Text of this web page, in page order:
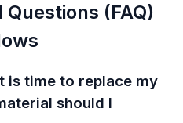
(FAQ)
is time to replace my
should I